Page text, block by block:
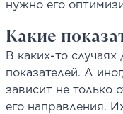
нужно его
Какие
В каких-то случаях
показателей. А
зависит не только
его направления.